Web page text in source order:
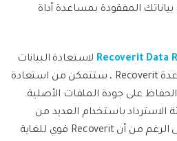
المفقودة بمساعدة أداة
Recoverit Data لاستعادة البيانات
المفقودة من النظام. بمساعدة Recoverit ، ستتمكن من استعادة
على جودة الملفات الأصلية.
باستخدام العديد من
الميزات العملية والقوية. على الرغم من أن Recoverit قوي للغاية